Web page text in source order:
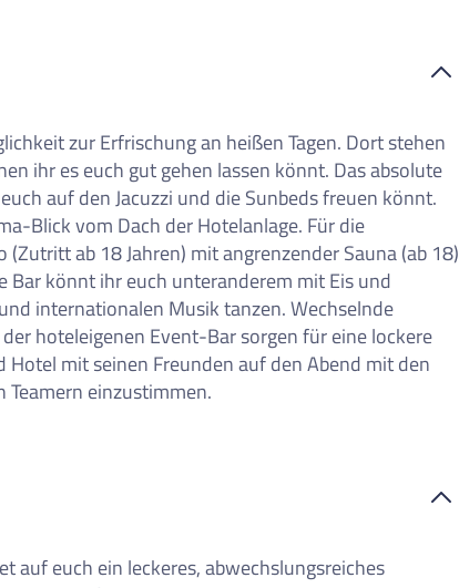
zur Erfrischung an heißen Tagen. Dort stehen
ihr es euch gut gehen lassen könnt. Das absolute
auf den Jacuzzi und die Sunbeds freuen könnt.
Blick vom Dach der Hotelanlage. Für die
ab 18 Jahren) mit angrenzender Sauna (ab 18)
Bar könnt ihr euch unteranderem mit Eis und
internationalen Musik tanzen. Wechselnde
hoteleigenen Event-Bar sorgen für eine lockere
mit seinen Freunden auf den Abend mit den
einzustimmen.
auf euch ein leckeres, abwechslungsreiches